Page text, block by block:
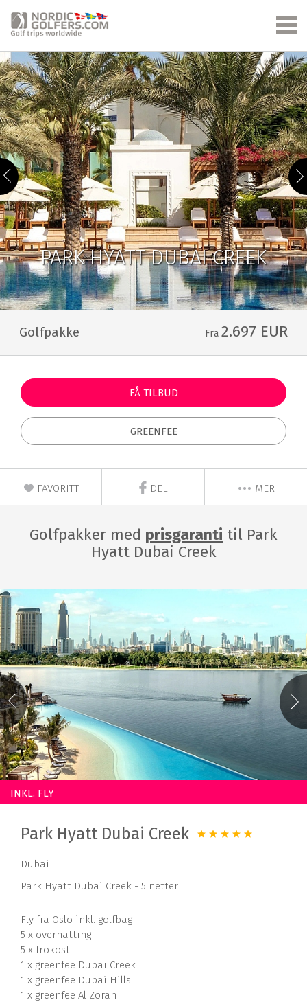
PARK HYATT DUBAI CREEK
Golfpakke Fra 2.697 EUR
FÅ TILBUD
GREENFEE
FAVORITT DEL MER
Golfpakker med prisgaranti til Park
Hyatt Dubai Creek
INKL. FLY
Park Hyatt Dubai Creek
Dubai
Park Hyatt Dubai Creek - 5 netter
Fly fra Oslo inkl. golfbag
5 x overnatting
5 x frokost
1 x greenfee Dubai Creek
1 x greenfee Dubai Hills
1 x greenfee Al Zorah